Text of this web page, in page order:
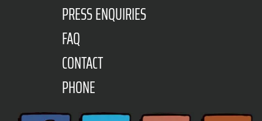
PRESS ENQUIRIES
FAQ
CONTACT
PHONE